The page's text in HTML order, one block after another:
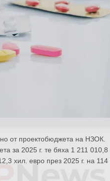
от проектобюджета на НЗОК.
за 2025 г. те бяха 1 211 010,8
хил. евро през 2025 г. на
News